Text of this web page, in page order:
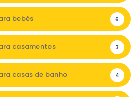
bebés 6
casamentos 3
casas de banho 4